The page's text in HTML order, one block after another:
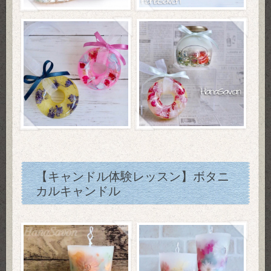
【キャンドル体験レッスン】ボタニ
カルキャンドル